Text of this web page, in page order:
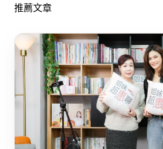
推薦文章